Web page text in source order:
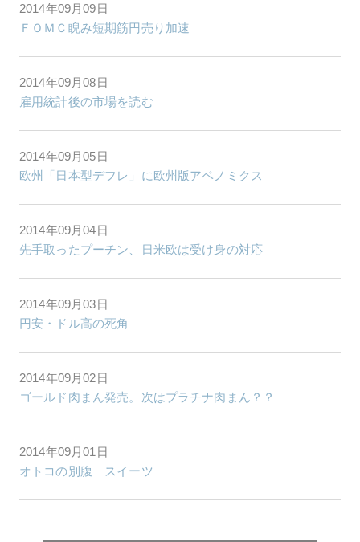
2014年09月09日
ＦＯＭＣ睨み短期筋円売り加速
2014年09月08日
雇用統計後の市場を読む
2014年09月05日
欧州「日本型デフレ」に欧州版アベノミクス
2014年09月04日
先手取ったプーチン、日米欧は受け身の対応
2014年09月03日
円安・ドル高の死角
2014年09月02日
ゴールド肉まん発売。次はプラチナ肉まん？？
2014年09月01日
オトコの別腹 スイーツ